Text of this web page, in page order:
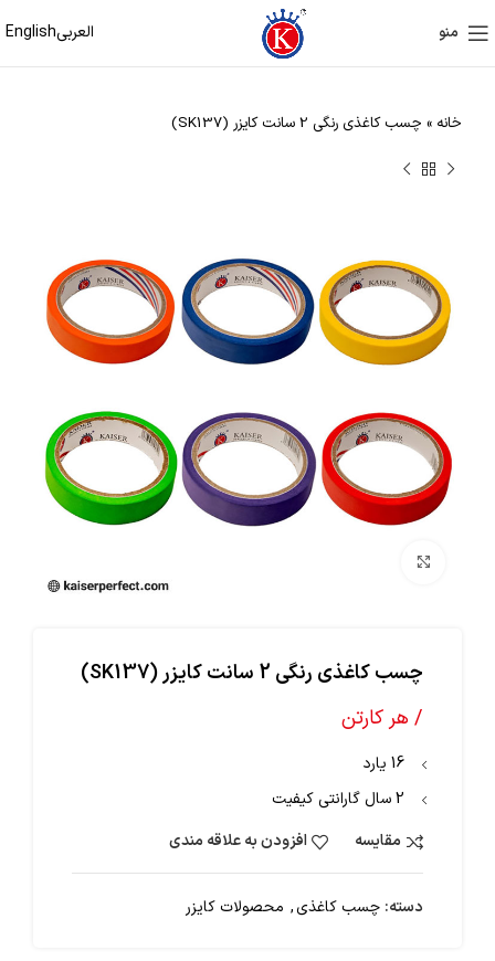
منو العربیEnglish
خانه » چسب کاغذی رنگی 2 سانت کایزر (SK137)
چسب کاغذی رنگی 2 سانت کایزر (SK137)
/ هر کارتن
16 یارد
2 سال گارانتی کیفیت
مقایسه
افزودن به علاقه مندی
دسته: چسب کاغذی, محصولات کایزر